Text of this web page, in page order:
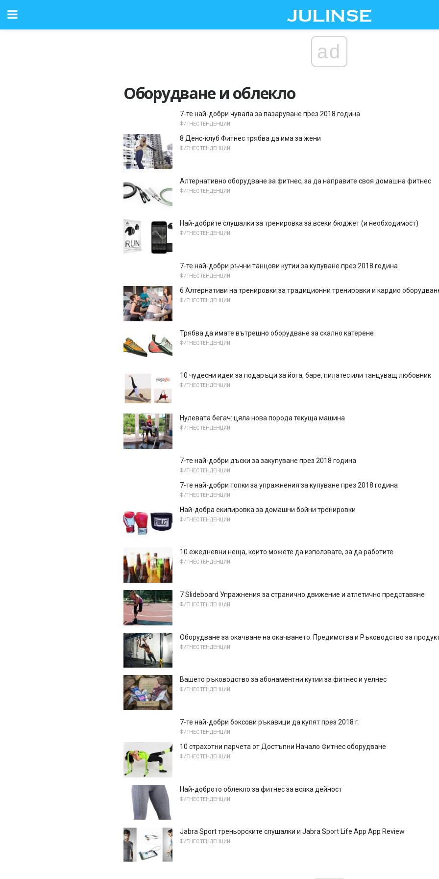
ad
Оборудване и облекло
7-те най-добри чувала за пазаруване през 2018 година
ФИТНЕС ТЕНДЕНЦИИ
8 Денс-клуб Фитнес трябва да има за жени
ФИТНЕС ТЕНДЕНЦИИ
Алтернативно оборудване за фитнес, за да направите своя домашна фитнес
ФИТНЕС ТЕНДЕНЦИИ
Най-добрите слушалки за тренировка за всеки бюджет (и необходимост)
ФИТНЕС ТЕНДЕНЦИИ
7-те най-добри ръчни танцови кутии за купуване през 2018 година
ФИТНЕС ТЕНДЕНЦИИ
6 Алтернативи на тренировки за традиционни тренировки и кардио
ФИТНЕС ТЕНДЕНЦИИ
Трябва да имате вътрешно оборудване за скално катерене
ФИТНЕС ТЕНДЕНЦИИ
10 чудесни идеи за подаръци за йога, баре, пилатес или танцуващ любовник
ФИТНЕС ТЕНДЕНЦИИ
Нулевата бегач: цяла нова порода текуща машина
ФИТНЕС ТЕНДЕНЦИИ
7-те най-добри дъски за закупуване през 2018 година
ФИТНЕС ТЕНДЕНЦИИ
7-те най-добри топки за упражнения за купуване през 2018 година
ФИТНЕС ТЕНДЕНЦИИ
Най-добра екипировка за домашни бойни тренировки
ФИТНЕС ТЕНДЕНЦИИ
10 ежедневни неща, които можете да използвате, за да работите
ФИТНЕС ТЕНДЕНЦИИ
7 Slideboard Упражнения за странично движение и атлетично представяне
ФИТНЕС ТЕНДЕНЦИИ
Оборудване за окачване на окачването: Предимства и Ръководство за
ФИТНЕС ТЕНДЕНЦИИ
Вашето ръководство за абонаментни кутии за фитнес и уелнес
ФИТНЕС ТЕНДЕНЦИИ
7-те най-добри боксови ръкавици да купят през 2018 г.
ФИТНЕС ТЕНДЕНЦИИ
10 страхотни парчета от Достъпни Начало Фитнес оборудване
ФИТНЕС ТЕНДЕНЦИИ
Най-доброто облекло за фитнес за всяка дейност
ФИТНЕС ТЕНДЕНЦИИ
Jabra Sport треньорските слушалки и Jabra Sport Life App App Review
ФИТНЕС ТЕНДЕНЦИИ